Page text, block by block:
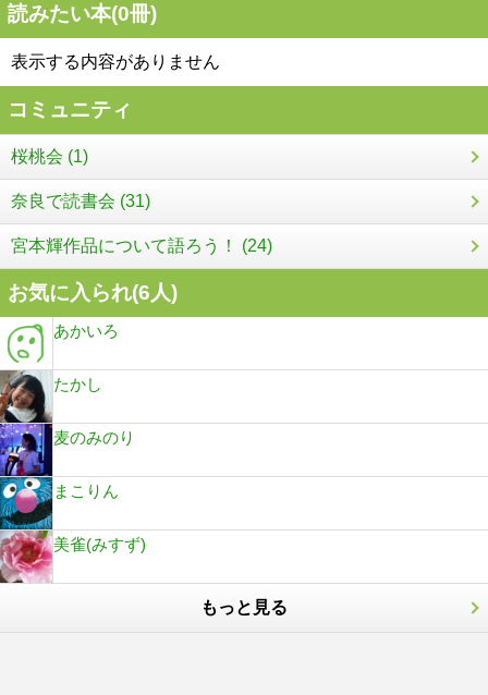
読みたい本(0冊)
表示する内容がありません
コミュニティ
桜桃会 (1)
奈良で読書会 (31)
宮本輝作品について語ろう！ (24)
お気に入られ(6人)
あかいろ
たかし
麦のみのり
まこりん
美雀(みすず)
もっと見る